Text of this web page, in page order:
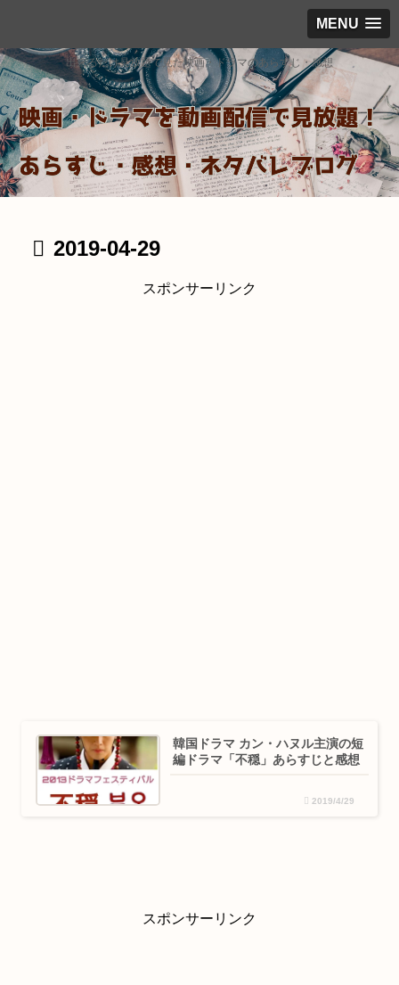
MENU
出来るだけ見放題で見た映画・ドラマのあらすじ・感想
2019-04-29
スポンサーリンク
韓国ドラマ カン・ハヌル主演の短
編ドラマ「不穏」あらすじと感想
2019/4/29
スポンサーリンク